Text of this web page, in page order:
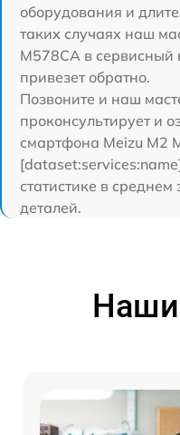
оборудования и
таких случаях наш
M578CA в сервисный
привезет обратно.
Позвоните и наш
проконсультирует и
смартфона Meizu M2
статистике в
деталей.
Наши